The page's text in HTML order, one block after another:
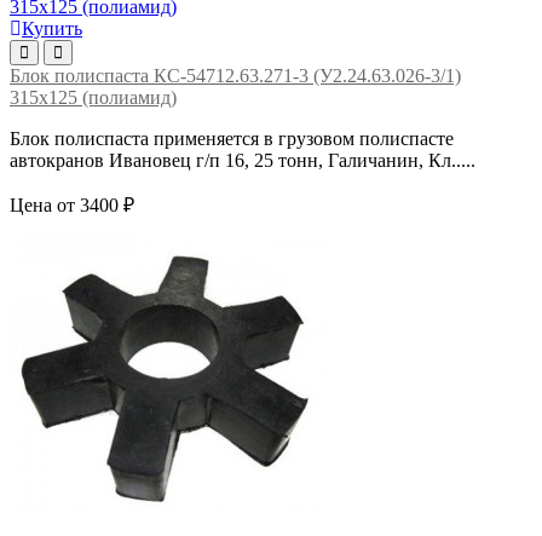
Купить
Блок полиспаста КС-54712.63.271-3 (У2.24.63.026-3/1)
315х125 (полиамид)
Блок полиспаста применяется в грузовом полиспасте
автокранов Ивановец г/п 16, 25 тонн, Галичанин, Кл.....
Цена от 3400 ₽